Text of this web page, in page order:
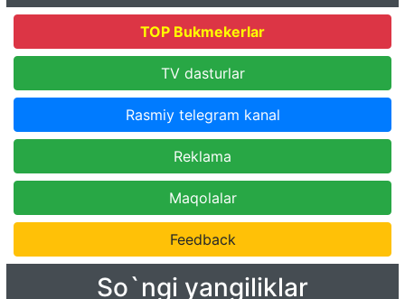
TOP Bukmekerlar
TV dasturlar
Rasmiy telegram kanal
Reklama
Maqolalar
Feedback
So`ngi yangiliklar